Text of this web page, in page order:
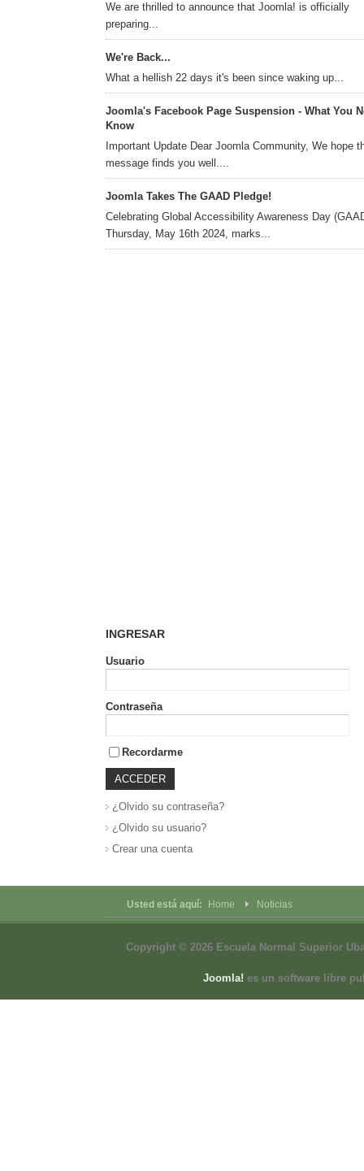
We are thrilled to announce that Joomla! is officially
preparing...
We're Back...
What a hellish 22 days it's been since waking up...
Joomla's Facebook Page Suspension - What You
Know
Important Update Dear Joomla Community, We hope
message finds you well....
Joomla Takes The GAAD Pledge!
Celebrating Global Accessibility Awareness Day
Thursday, May 16th 2024, marks...
INGRESAR
Usuario
Contraseña
Recordarme
¿Olvido su contraseña?
¿Olvido su usuario?
Crear una cuenta
Usted está aquí: Home Noticias
Copyright © 2026 Escuela Normal Superior
Joomla! es un software libre